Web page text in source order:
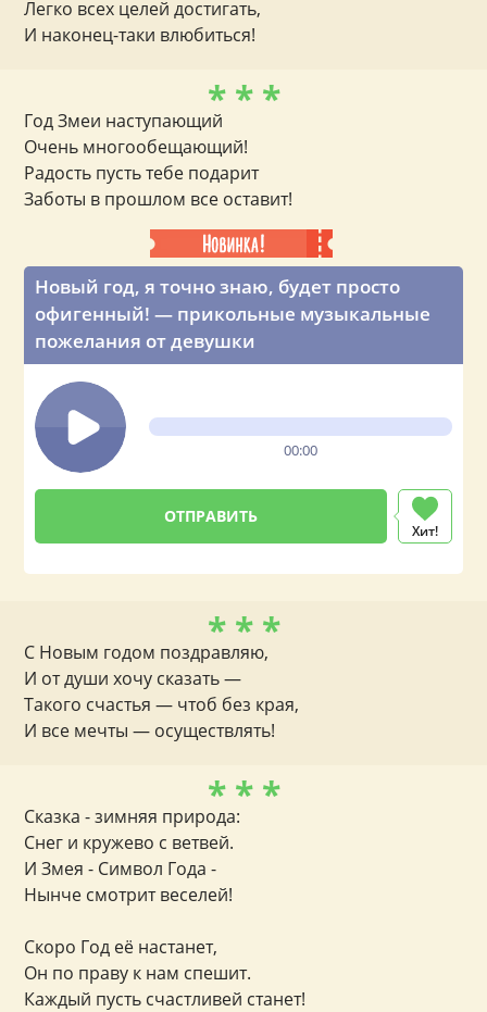
Легко всех целей достигать,
И наконец-таки влюбиться!
Новый год, я точно знаю, будет просто
офигенный! — прикольные музыкальные
пожелания от девушки
00:00
Хит!
* * *
Год Змеи наступающий
Очень многообещающий!
Радость пусть тебе подарит
Заботы в прошлом все оставит!
* * *
С Новым годом поздравляю,
И от души хочу сказать —
Такого счастья — чтоб без края,
И все мечты — осуществлять!
* * *
Сказка - зимняя природа:
Снег и кружево с ветвей.
И Змея - Символ Года -
Нынче смотрит веселей!
Скоро Год её настанет,
Он по праву к нам спешит.
Каждый пусть счастливей станет!